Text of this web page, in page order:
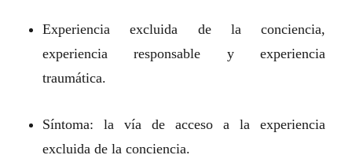
Experiencia excluida de la conciencia,
experiencia responsable y experiencia
traumática.
Síntoma: la vía de acceso a la experiencia
excluida de la conciencia.